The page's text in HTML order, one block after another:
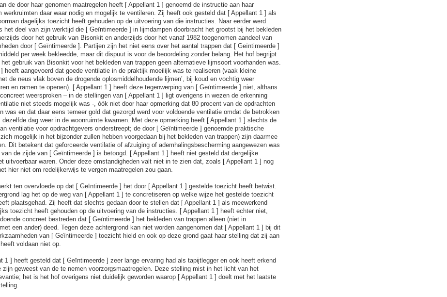
de door haar genomen maatregelen heeft [ Appellant 1 ] genoemd de instructie aan haar
werkruimten daar waar nodig en mogelijk te ventileren. Zij heeft ook gesteld dat [ Appellant 1 ] als
dagelijks toezicht heeft gehouden op de uitvoering van die instructies. Naar eerder werd
het deel van zijn werktijd die [ Geïntimeerde ] in lijmdampen doorbracht het grootst bij het bekleden
door het gebruik van Bisonkit en anderzijds door het vanaf 1982 toegenomen aandeel van
door [ Geïntimeerde ]. Partijen zijn het niet eens over het aantal trappen dat [ Geïntimeerde ]
per week bekleedde, maar dit dispuut is voor de beoordeling zonder belang. Het hof begrijpt
gebruik van Bisonkit voor het bekleden van trappen geen alternatieve lijmsoort voorhanden was.
heeft aangevoerd dat goede ventilatie in de praktijk moeilijk was te realiseren (vaak kleine
de neus vlak boven de drogende oplosmiddelhoudende lijmen’, bij koud en vochtig weer
en ramen te openen). [ Appellant 1 ] heeft deze tegenwerping van [ Geïntimeerde ] niet, althans
weersproken – in de stellingen van [ Appellant 1 ] ligt overigens in wezen de erkenning
niet steeds mogelijk was -, óók niet door haar opmerking dat 80 procent van de opdrachten
was en dat daar eens temeer gold dat gezorgd werd voor voldoende ventilatie omdat de betrokken
dezelfde dag weer in de woonruimte kwamen. Met deze opmerking heeft [ Appellant 1 ] slechts de
ventilatie voor opdrachtgevers onderstreept; de door [ Geïntimeerde ] genoemde praktische
mogelijk in het bijzonder zullen hebben voorgedaan bij het bekleden van trappen) zijn daarmee
Dit betekent dat geforceerde ventilatie of afzuiging of ademhalingsbescherming aangewezen was
de zijde van [ Geïntimeerde ] is betoogd. [ Appellant 1 ] heeft niet gesteld dat dergelijke
uitvoerbaar waren. Onder deze omstandigheden valt niet in te zien dat, zoals [ Appellant 1 ] nog
hier niet om redelijkerwijs te vergen maatregelen zou gaan.
ten overvloede op dat [ Geïntimeerde ] het door [ Appellant 1 ] gestelde toezicht heeft betwist.
lag het op de weg van [ Appellant 1 ] te concretiseren op welke wijze het gestelde toezicht
plaatsgehad. Zij heeft dat slechts gedaan door te stellen dat [ Appellant 1 ] als meewerkend
toezicht heeft gehouden op de uitvoering van de instructies. [ Appellant 1 ] heeft echter niet,
concreet bestreden dat [ Geïntimeerde ] het bekleden van trappen alleen (niet in
een ander) deed. Tegen deze achtergrond kan niet worden aangenomen dat [ Appellant 1 ] bij dit
van [ Geïntimeerde ] toezicht hield en ook op deze grond gaat haar stelling dat zij aan
voldaan niet op.
1 ] heeft gesteld dat [ Geïntimeerde ] zeer lange ervaring had als tapijtlegger en ook heeft erkend
zijn geweest van de te nemen voorzorgsmaatregelen. Deze stelling mist in het licht van het
het is het hof overigens niet duidelijk geworden waarop [ Appellant 1 ] doelt met het laatste